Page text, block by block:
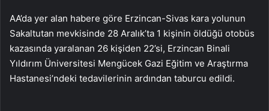
AA’da yer alan habere göre Erzincan-Sivas kara yolunun
Sakaltutan mevkisinde 28 Aralık’ta 1 kişinin öldüğü otobüs
kazasında yaralanan 26 kişiden 22’si, Erzincan Binali
Yıldırım Üniversitesi Mengücek Gazi Eğitim ve Araştırma
Hastanesi’ndeki tedavilerinin ardından taburcu edildi.